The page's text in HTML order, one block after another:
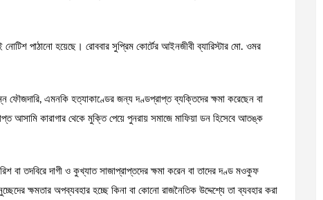
নোটিশ পাঠানো হয়েছে। রোববার সুপ্রিম কোর্টের আইনজীবী ব্যারিস্টার মো. ওমর
ফৌজদারি, এমনকি হত্যাকাণ্ডের জন্য দণ্ডপ্রাপ্ত ব্যক্তিদের ক্ষমা করেছেন বা
কারাগার থেকে মুক্তি পেয়ে পুনরায় সমাজে মাফিয়া ডন হিসেবে আতঙ্ক
বা তদবিরে দাগী ও কুখ্যাত সাজাপ্রাপ্তদের ক্ষমা করেন বা তাদের দণ্ড মওকুফ
ক্ষমতার অপব্যবহার হচ্ছে কিনা বা কোনো রাজনৈতিক উদ্দেশ্যে তা ব্যবহার করা